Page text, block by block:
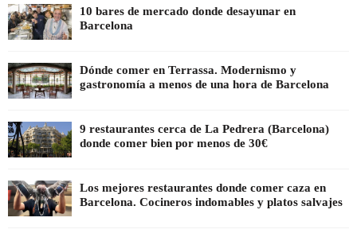
10 bares de mercado donde desayunar en
Barcelona
Dónde comer en Terrassa. Modernismo y
gastronomía a menos de una hora de Barcelona
9 restaurantes cerca de La Pedrera (Barcelona)
donde comer bien por menos de 30€
Los mejores restaurantes donde comer caza en
Barcelona. Cocineros indomables y platos salvajes